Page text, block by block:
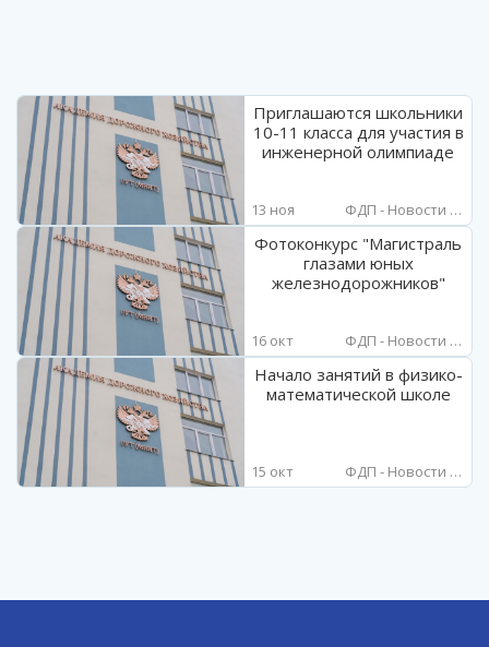
Приглашаются школьники
10-11 класса для участия в
инженерной олимпиаде
13 ноя ФДП - Новости и объявления
Фотоконкурс "Магистраль
глазами юных
железнодорожников"
16 окт ФДП - Новости и объявления
Начало занятий в физико-
математической школе
15 окт ФДП - Новости и объявления